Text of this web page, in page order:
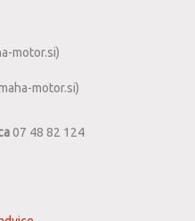
motor.si)
motor.si)
07 48 82 124